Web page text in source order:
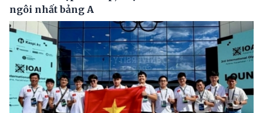
ngôi nhất bảng A